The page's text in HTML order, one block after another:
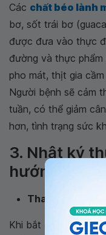
Các chất béo lành
bơ, sốt trái bơ
được đưa vào thực
đường và thực phẩm
pho mát, thịt gia
Người bệnh sẽ cảm
tuần, có thể giảm
hơn, tình trạng sức
3. Nhật ký
hướng đúng
Tham khảo ý
Khi bắt đầu chế độ